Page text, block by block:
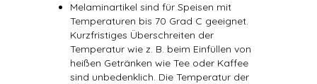
Melaminartikel sind für Speisen mit
Temperaturen bis 70 Grad C geeignet.
Kurzfristiges Überschreiten der
Temperatur wie z. B. beim Einfüllen von
heißen Getränken wie Tee oder Kaffee
sind unbedenklich. Die Temperatur der